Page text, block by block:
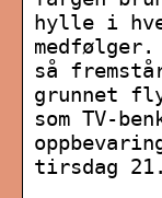
hylle i
så
grunnet
som TV-
tirsdag